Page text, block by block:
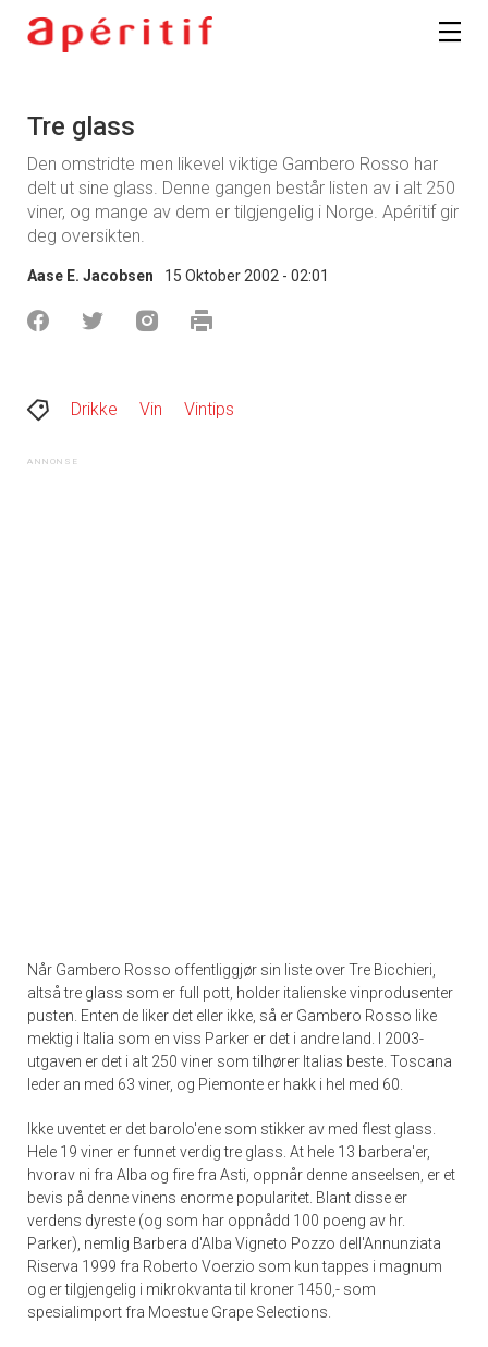
Tre glass
Den omstridte men likevel viktige Gambero Rosso har
delt ut sine glass. Denne gangen består listen av i alt 250
viner, og mange av dem er tilgjengelig i Norge. Apéritif gir
deg oversikten.
Aase E. Jacobsen 15 Oktober 2002 - 02:01
Drikke Vin Vintips
Når Gambero Rosso offentliggjør sin liste over Tre Bicchieri,
altså tre glass som er full pott, holder italienske vinprodusenter
pusten. Enten de liker det eller ikke, så er Gambero Rosso like
mektig i Italia som en viss Parker er det i andre land. I 2003-
utgaven er det i alt 250 viner som tilhører Italias beste. Toscana
leder an med 63 viner, og Piemonte er hakk i hel med 60.
Ikke uventet er det barolo'ene som stikker av med flest glass.
Hele 19 viner er funnet verdig tre glass. At hele 13 barbera'er,
hvorav ni fra Alba og fire fra Asti, oppnår denne anseelsen, er et
bevis på denne vinens enorme popularitet. Blant disse er
verdens dyreste (og som har oppnådd 100 poeng av hr.
Parker), nemlig Barbera d'Alba Vigneto Pozzo dell'Annunziata
Riserva 1999 fra Roberto Voerzio som kun tappes i magnum
og er tilgjengelig i mikrokvanta til kroner 1450,- som
spesialimport fra Moestue Grape Selections.